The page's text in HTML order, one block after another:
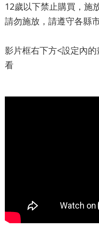
12歲以下禁止購買，施
請勿施放，請遵守各縣
影片框右下方<設定內
看